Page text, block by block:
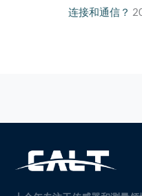
连接和通信？